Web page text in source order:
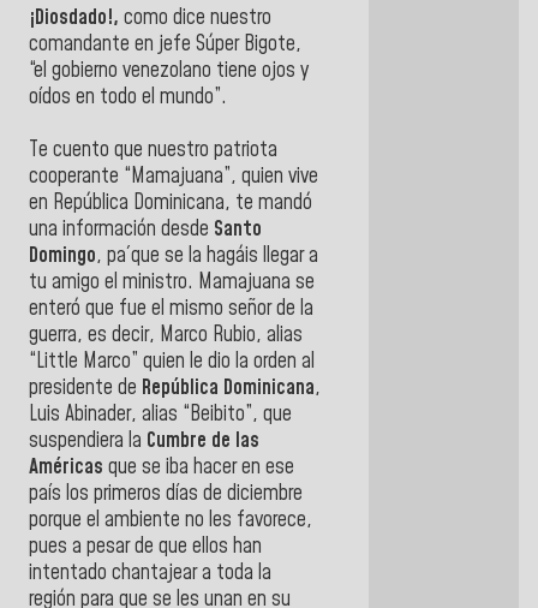
¡Diosdado!, como dice nuestro
comandante en jefe Súper Bigote,
“el gobierno venezolano tiene ojos y
oídos en todo el mundo”.
Te cuento que nuestro patriota
cooperante “Mamajuana”, quien vive
en República Dominicana, te mandó
una información desde Santo
Domingo, pa´que se la hagáis llegar a
tu amigo el ministro. Mamajuana se
enteró que fue el mismo señor de la
guerra, es decir, Marco Rubio, alias
“Little Marco” quien le dio la orden al
presidente de República Dominicana,
Luis Abinader, alias “Beibito”, que
suspendiera la Cumbre de las
Américas que se iba hacer en ese
país los primeros días de diciembre
porque el ambiente no les favorece,
pues a pesar de que ellos han
intentado chantajear a toda la
región para que se les unan en su